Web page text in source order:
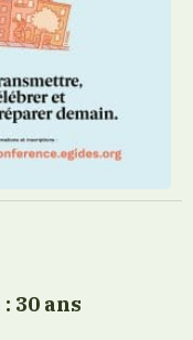
30 ans